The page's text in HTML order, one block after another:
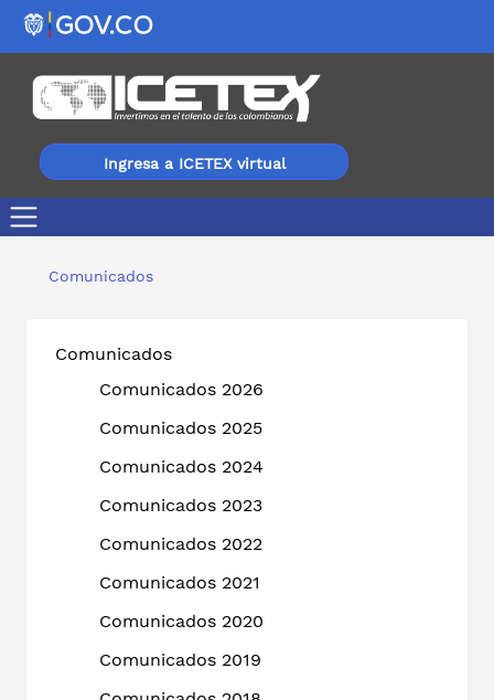
Ingresa a ICETEX virtual
Comunicados
Comunicados
Comunicados 2026
Comunicados 2025
Comunicados 2024
Comunicados 2023
Comunicados 2022
Comunicados 2021
Comunicados 2020
Comunicados 2019